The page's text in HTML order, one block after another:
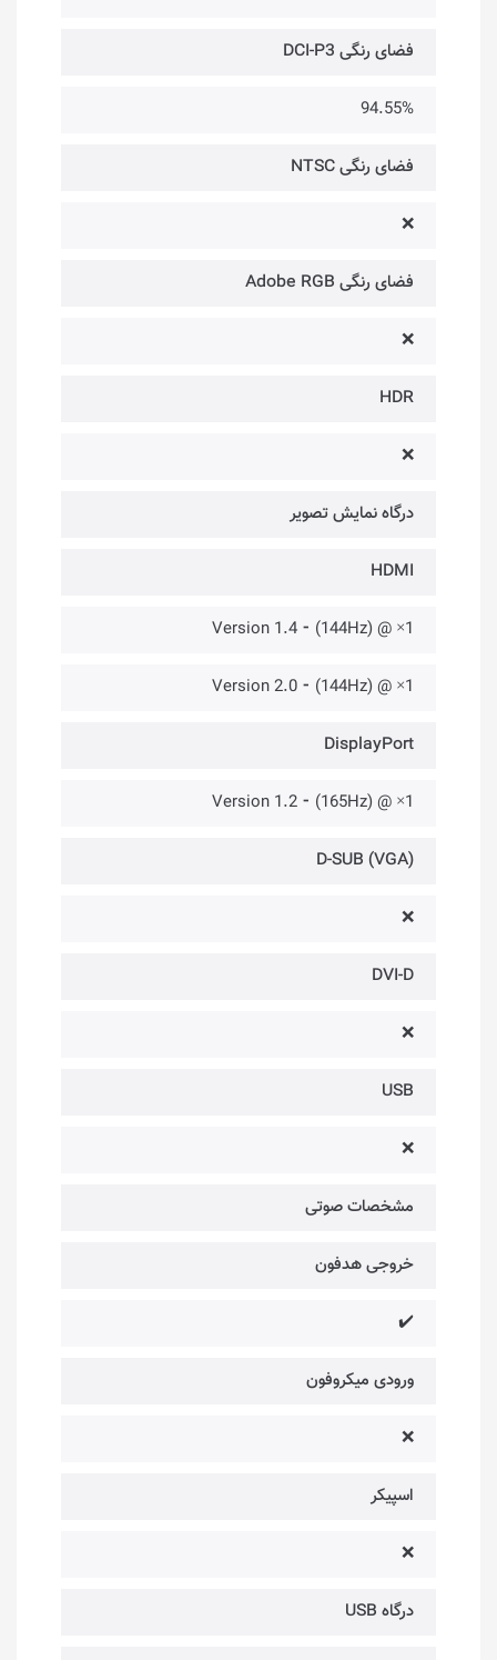
فضای رنگی DCI-P3
94.55%
فضای رنگی NTSC
❌
فضای رنگی Adobe RGB
❌
HDR
❌
درگاه‌ نمایش تصویر
HDMI
1× @ (144Hz) ⁃ Version 1.4
1× @ (144Hz) ⁃ Version 2.0
DisplayPort
1× @ (165Hz) ⁃ Version 1.2
D-SUB (VGA)
❌
DVI-D
❌
USB
❌
مشخصات صوتی
خروجی هدفون
✔️
ورودی میکروفون
❌
اسپیکر
❌
درگاه USB